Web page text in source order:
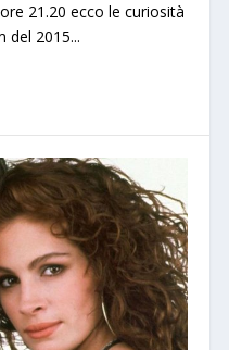
21.20 ecco le curiosità
del 2015...